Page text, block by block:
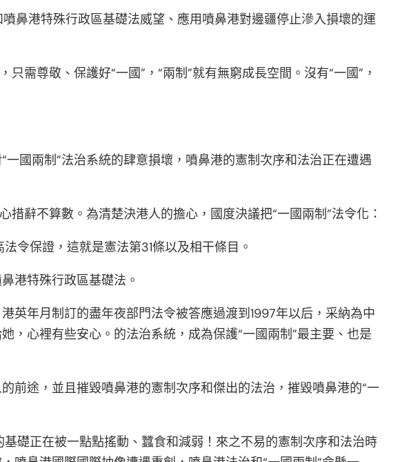
鼻港特殊行政區基礎法威望、應用噴鼻港對邊疆停止滲入損壞的運
需尊敬、保護好“一國”，“兩制”就有無窮成長空間。沒有“一國”，
國兩制”法治系統的肆意損壞，噴鼻港的憲制次序和法治正在遭遇
辭不算數。為清楚決港人的擔心，國度決議把“一國兩制”法令化：
令保證，這就是憲法第31條以及相干條目。
港特殊行政區基礎法。
英年月制訂的盡年夜部門法令被答應過渡到1997年以后，采納為中
，心裡有些安心。的法治系統，成為保護“一國兩制”最主要、也是
前途，並且摧毀噴鼻港的憲制次序和傑出的法治，摧毀噴鼻港的“一
礎正在被一點點搖動、蠶食和減弱！來之不易的憲制次序和法治時